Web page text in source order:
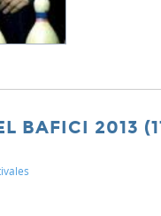
BAFICI 2013